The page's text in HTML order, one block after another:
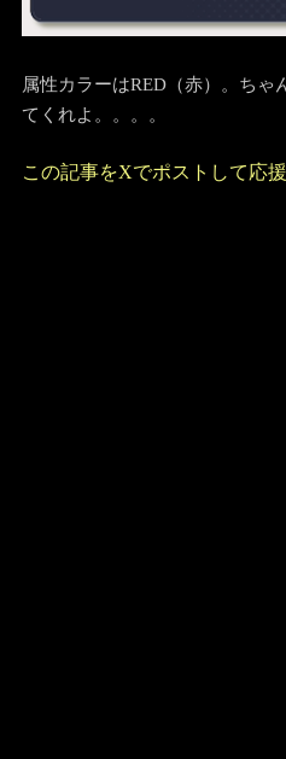
属性カラーはRED（赤）。ちゃ
てくれよ。。。。
この記事をXでポストして応